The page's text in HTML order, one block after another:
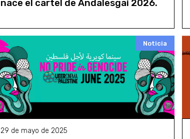
nace el cartel de Andalesgai 2026.
Noticia
29 de mayo de 2025